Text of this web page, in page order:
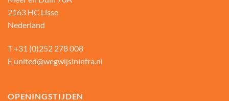
2163 HC Lisse
Nederland
T+31 (0)252 278 008
E united@wegwijsininfra.nl
OPENINGSTIJDEN